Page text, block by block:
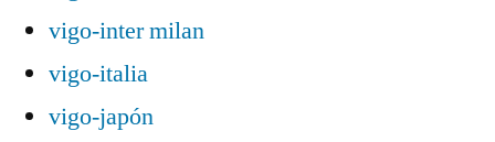
vigo-inter milan
vigo-italia
vigo-japón